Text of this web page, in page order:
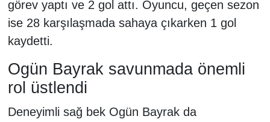
görev yaptı ve 2 gol attı. Oyuncu, geçen sezon
ise 28 karşılaşmada sahaya çıkarken 1 gol
kaydetti.
Ogün Bayrak savunmada önemli
rol üstlendi
Deneyimli sağ bek Ogün Bayrak da